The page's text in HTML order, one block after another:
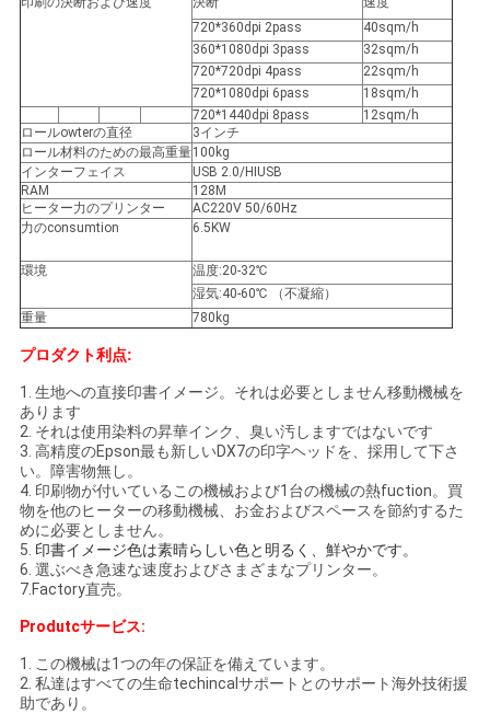
地
図
プ
ラ
イ
バ
シ
ー
ポ
リ
シ
ー
720*360dpi 2pass
40sqm/h
360*1080dpi 3pass
32sqm/h
720*720dpi 4pass
22sqm/h
720*1080dpi 6pass
18sqm/h
720*1440dpi 8pass
12sqm/h
ロールowterの直径
3インチ
ロール材料のための最高重量100kg
インターフェイス
USB 2.0/HIUSB
RAM
128M
ヒーター力のプリンター
AC220V 50/60Hz
力のconsumtion
6.5KW
環境
温度:20-32℃
湿気:40-60℃ （不凝縮）
重量
780kg
プロダクト利点:
1. 生地への直接印書イメージ。それは必要としません移動機械を
あります
2. それは使用染料の昇華インク、臭い汚しますではないです
3. 高精度のEpson最も新しいDX7の印字ヘッドを、 採用して下さ
い。障害物無し。
4. 印刷物が付いているこの機械および1台の機械の熱fuction。買
物を他のヒーターの移動機械、お金およびスペースを節約するた
めに必要としません。
5. 印書イメージ色は素晴らしい色と明るく、鮮やかです。
6. 選ぶべき急速な速度およびさまざまなプリンター。
7.Factory直売。
Produtcサービス:
1. この機械は1つの年の保証を備えています。
2. 私達はすべての生命techincalサポートとのサポート海外技術援
助であり。